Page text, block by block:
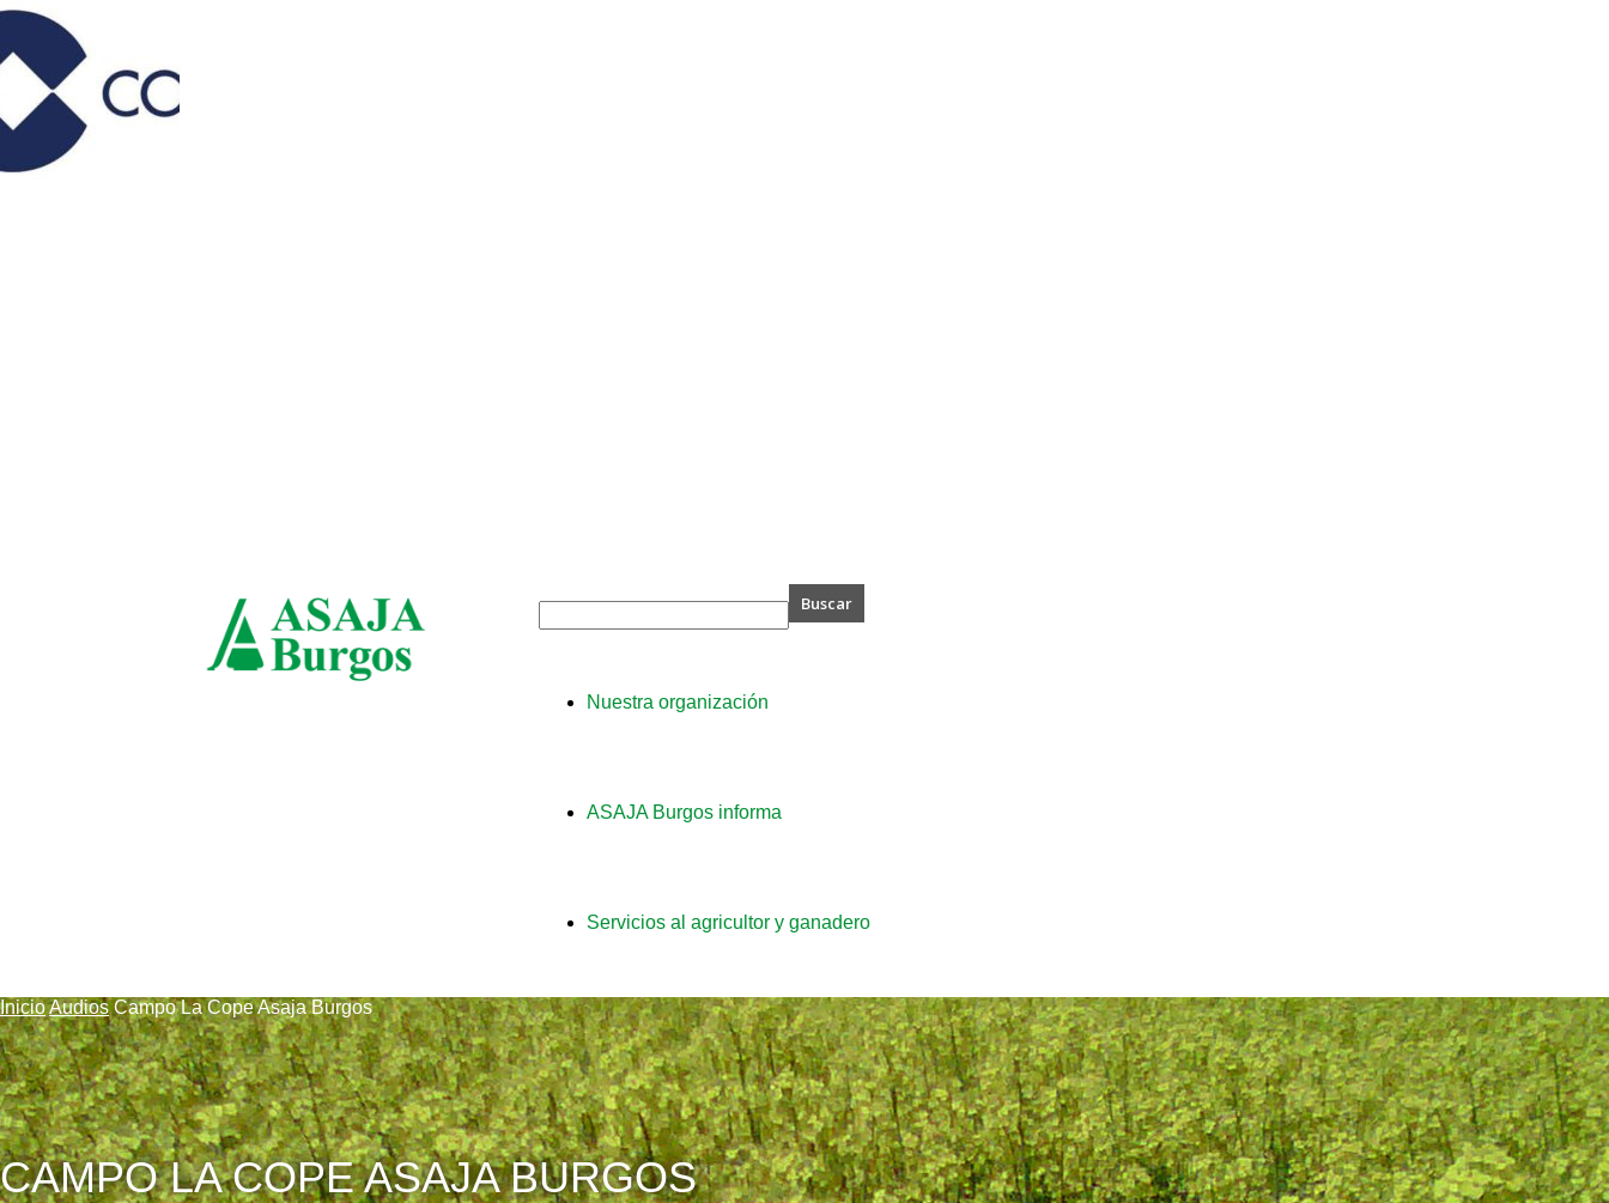
Nuestra organización
ASAJA Burgos informa
Servicios al agricultor y ganadero
InicioAudios Campo La Cope Asaja Burgos
CAMPO LA COPE ASAJA BURGOS